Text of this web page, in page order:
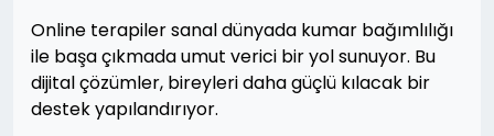
Online terapiler sanal dünyada kumar bağımlılığı
ile başa çıkmada umut verici bir yol sunuyor. Bu
dijital çözümler, bireyleri daha güçlü kılacak bir
destek yapılandırıyor.